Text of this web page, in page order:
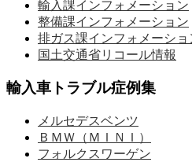
輸入課インフォメーション
整備課インフォメーション
排ガス課インフォメーショ
国土交通省リコール情報
輸入車トラブル症例集
メルセデスベンツ
ＢＭＷ（ＭＩＮＩ）
フォルクスワーゲン